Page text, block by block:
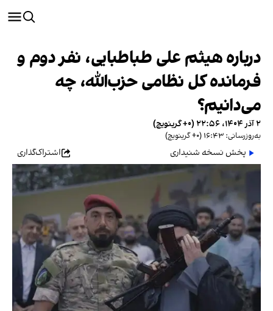
درباره هیثم علی طباطبایی، نفر دوم و
فرمانده کل نظامی حزب‌الله، چه
می‌دانیم؟
۲ آذر ۱۴۰۴، ۲۲:۵۶ (‎+۰ گرینویچ)
به‌روزرسانی: ۱۶:۴۳ (‎+۰ گرینویچ)
پخش نسخه شنیداری اشتراک‌گذاری